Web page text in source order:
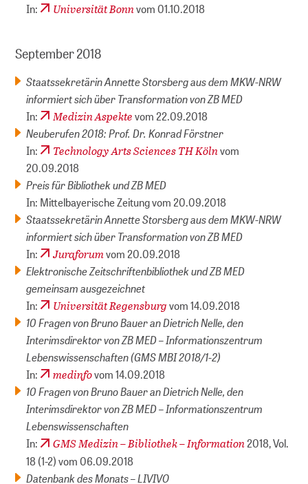
In: Universität Bonnvom 01.10.2018
September 2018
Staatssekretärin Annette Storsberg aus dem MKW-NRW
informiert sich über Transformation von ZB MED
In: Medizin Aspektevom 22.09.2018
Neuberufen 2018: Prof. Dr. Konrad Förstner
In: Technology Arts Sciences TH Kölnvom
20.09.2018
Preis für Bibliothek und ZB MED
In: Mittelbayerische Zeitung vom 20.09.2018
Staatssekretärin Annette Storsberg aus dem MKW-NRW
informiert sich über Transformation von ZB MED
In: Juraforumvom 20.09.2018
Elektronische Zeitschriftenbibliothek und ZB MED
gemeinsam ausgezeichnet
In: Universität Regensburgvom 14.09.2018
10 Fragen von Bruno Bauer an Dietrich Nelle, den
Interimsdirektor von ZB MED – Informationszentrum
Lebenswissenschaften (GMS MBI 2018/1-2)
In: medinfovom 14.09.2018
10 Fragen von Bruno Bauer an Dietrich Nelle, den
Interimsdirektor von ZB MED – Informationszentrum
Lebenswissenschaften
In: GMS Medizin – Bibliothek – Information2018, Vol.
18 (1-2) vom 06.09.2018
Datenbank des Monats – LIVIVO